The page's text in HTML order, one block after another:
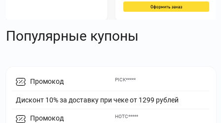
Популярные купоны
Промокод
Дисконт 10% за доставку при чеке от 1299 рублей
PICK*****
Промокод HOTC*****